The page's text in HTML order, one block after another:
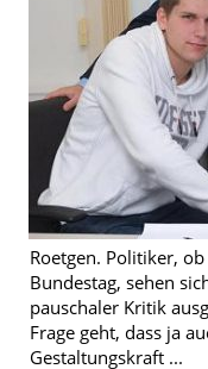
Roetgen. Politiker,
Bundestag, sehen
pauschaler Kritik
Frage geht, dass ja
Gestaltungskraft ...